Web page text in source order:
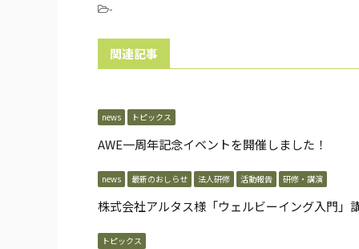
-
関連記事
news トピックス
AWE一周年記念イベントを開催しました！
news 最新のおしらせ 法人研修 活動報告 研修・講演
株式会社アルタス様「ウェルビーイング入門」
トピックス